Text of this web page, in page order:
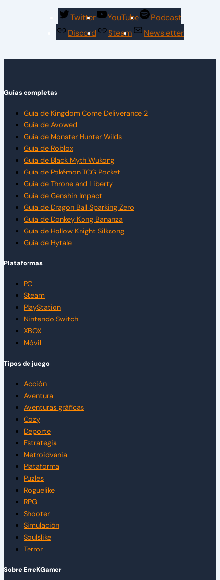
Twitter YouTube
Podcast
Discord
Steam Newsletter
Guías completas
Guía de Kingdom Come Deliverance 2
Guía de Avowed
Guía de Monster Hunter Wilds
Guía de Roblox
Guía de Black Myth Wukong
Guía de Pokémon TCG Pocket
Guía de Throne and Liberty
Guía de Genshin Impact
Guía de Dragon Ball Sparking Zero
Guía de Donkey Kong Bananza
Guía de Hollow Knight Silksong
Guía de Hytale
Plataformas
PC
Steam
PlayStation
Nintendo Switch
XBOX
Móvil
Tipos de juego
Acción
Aventura
Aventuras gráficas
Cozy
Deporte
Estrategia
Metroidvania
Plataforma
Puzles
Roguelike
RPG
Shooter
Simulación
Soulslike
Terror
Sobre ErreKGamer